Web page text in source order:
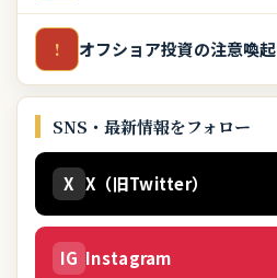
! オフショア投資の注意喚起
SNS・最新情報をフォロー
X X（旧Twitter）
IG Instagram